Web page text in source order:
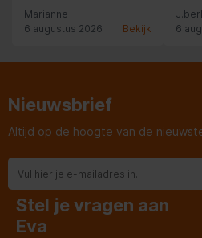
voorop.
Marianne
6 augustus 2026
Bekijk
6
Nieuwsbrief
Altijd op de hoogte van de
Stel je vragen aan
Eva